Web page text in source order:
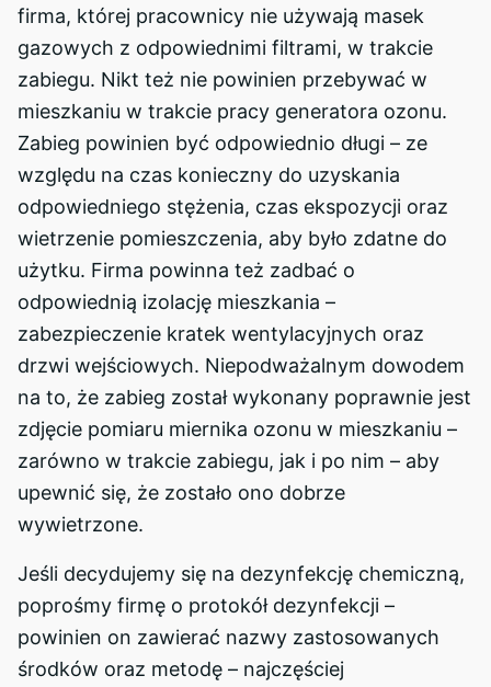
firma, której pracownicy nie używają masek
gazowych z odpowiednimi filtrami, w trakcie
zabiegu. Nikt też nie powinien przebywać w
mieszkaniu w trakcie pracy generatora ozonu.
Zabieg powinien być odpowiednio długi – ze
względu na czas konieczny do uzyskania
odpowiedniego stężenia, czas ekspozycji oraz
wietrzenie pomieszczenia, aby było zdatne do
użytku. Firma powinna też zadbać o
odpowiednią izolację mieszkania –
zabezpieczenie kratek wentylacyjnych oraz
drzwi wejściowych. Niepodważalnym dowodem
na to, że zabieg został wykonany poprawnie jest
zdjęcie pomiaru miernika ozonu w mieszkaniu –
zarówno w trakcie zabiegu, jak i po nim – aby
upewnić się, że zostało ono dobrze
wywietrzone.
Jeśli decydujemy się na dezynfekcję chemiczną,
poprośmy firmę o protokół dezynfekcji –
powinien on zawierać nazwy zastosowanych
środków oraz metodę – najczęściej